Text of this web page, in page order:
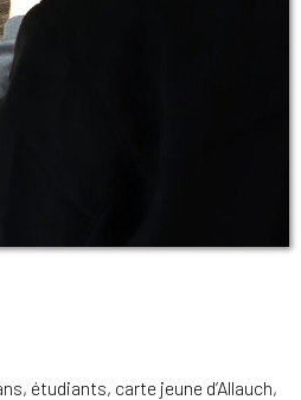
étudiants, carte jeune d’Allauch,